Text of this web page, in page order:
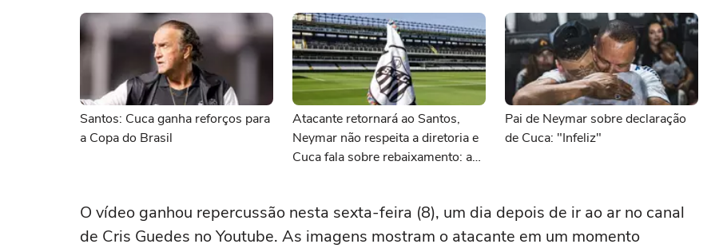
Santos: Cuca ganha reforços para
a Copa do Brasil
Atacante retornará ao Santos,
Neymar não respeita a diretoria e
Cuca fala sobre rebaixamento: as
Pai de Neymar sobre declaração
de Cuca: "Infeliz"
O vídeo ganhou repercussão nesta sexta-feira (8), um dia depois de ir ao ar no canal
de Cris Guedes no Youtube. As imagens mostram o atacante em um momento